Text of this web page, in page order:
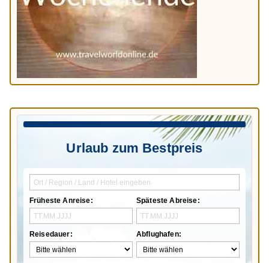
Urlaub zum Bestpreis
Früheste Anreise:
Reisedauer:
Späteste Abreise:
Abflughafen: